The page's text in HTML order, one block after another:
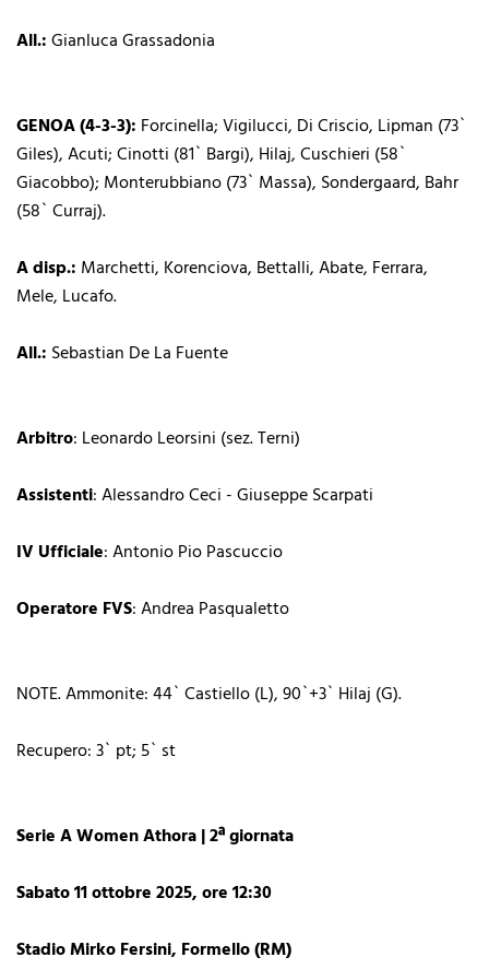
All.:Gianluca Grassadonia
GENOA (4-3-3): Forcinella; Vigilucci, Di Criscio, Lipman (73`
Giles), Acuti; Cinotti (81` Bargi), Hilaj, Cuschieri (58`
Giacobbo); Monterubbiano (73` Massa), Sondergaard, Bahr
(58` Curraj).
A disp.: Marchetti, Korenciova, Bettalli, Abate, Ferrara,
Mele, Lucafo.
All.: Sebastian De La Fuente
Arbitro: Leonardo Leorsini (sez. Terni)
Assistenti: Alessandro Ceci - Giuseppe Scarpati
IV Ufficiale: Antonio Pio Pascuccio
Operatore FVS: Andrea Pasqualetto
NOTE. Ammonite: 44` Castiello (L), 90`+3` Hilaj (G).
Recupero: 3` pt; 5` st
Serie A Women Athora | 2ª giornata
Sabato 11 ottobre 2025, ore 12:30
Stadio Mirko Fersini, Formello (RM)